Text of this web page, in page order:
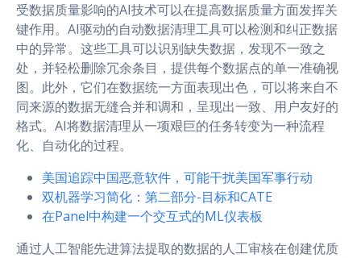
受数据质量影响的AI技术可以在提高数据质量方面发挥关
键作用。AI驱动的自动数据清理工具可以检测和纠正数据
中的异常。这些工具可以识别缺失数据，发现不一致之
处，并轻松删除冗余条目，提供每个数据点的单一准确视
图。此外，它们在数据统一方面表现出色，可以将来自不
同来源的数据无缝合并和调和，呈现出一致、用户友好的
格式。AI将数据清理从一项艰巨的任务转变为一种流程
化、自动化的过程。
美国追踪中国恶意软件，可能干扰美国军事行动
双机器学习简化：第二部分-目标和CATE
在Panel中构建一个交互式的ML仪表板
通过人工智能先进算法提取的数据的人工审核在创建优质